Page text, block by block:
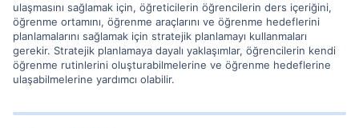
ulaşmasını sağlamak için, öğreticilerin öğrencilerin ders içeriğini,
öğrenme ortamını, öğrenme araçlarını ve öğrenme hedeflerini
planlamalarını sağlamak için stratejik planlamayı kullanmaları
gerekir. Stratejik planlamaya dayalı yaklaşımlar, öğrencilerin kendi
öğrenme rutinlerini oluşturabilmelerine ve öğrenme hedeflerine
ulaşabilmelerine yardımcı olabilir.